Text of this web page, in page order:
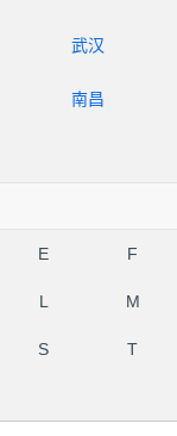
武汉
南昌
E F
L M
S T